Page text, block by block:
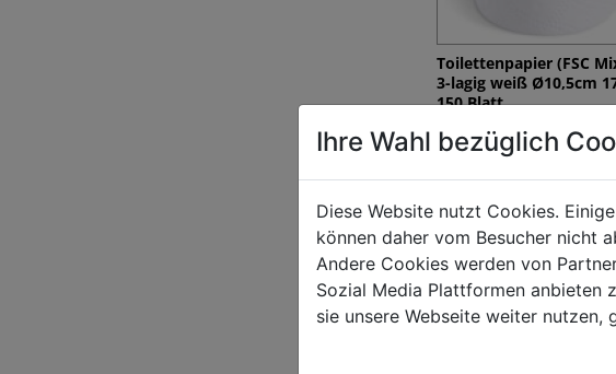
Toilettenpapier (FSC
3-lagig weiß Ø10,5cm
150 Blatt
€ 47,70
Ihre Wahl bezüglich
Diese Website nutzt Cookies.
können daher vom Besucher nicht
Andere Cookies werden von
Sozial Media Plattformen anbieten
sie unsere Webseite weiter nutzen,